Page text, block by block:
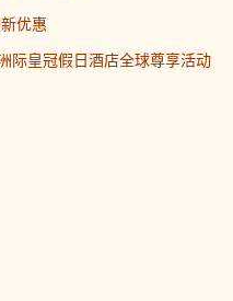
优惠
际皇冠假日酒店全球尊享活动